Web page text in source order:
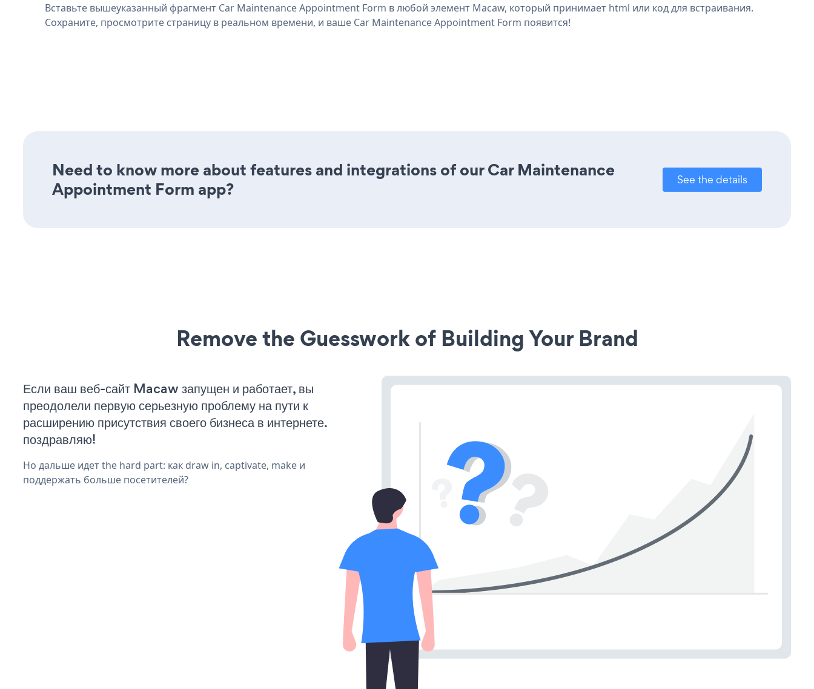
Вставьте вышеуказанный фрагмент Car Maintenance Appointment Form в любой элемент Macaw, который принимает html или код для встраивания.
Сохраните, просмотрите страницу в реальном времени, и ваше Car Maintenance Appointment Form появится!
Need to know more about features and integrations of our Car Maintenance
Appointment Form app?
See the details
Remove the Guesswork of Building Your Brand
Если ваш веб-сайт Macaw запущен и работает, вы
преодолели первую серьезную проблему на пути к
расширению присутствия своего бизнеса в интернете.
поздравляю!
Но дальше идет the hard part: как draw in, captivate, make и
поддержать больше посетителей?